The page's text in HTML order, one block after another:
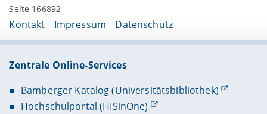
Seite 166892
Kontakt Impressum Datenschutz
Zentrale Online-Services
Bamberger Katalog (Universitätsbibliothek)
Hochschulportal (HISinOne)